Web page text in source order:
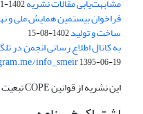
1402-11-01
فراخوان بیستمین همایش ملی و
ساخت و تولید1402-08-15
به کانال اطلاع رسانی انجمن در
info_smeir1395-06-19
این نشریه از قوانین COPE تبعیت میکند.